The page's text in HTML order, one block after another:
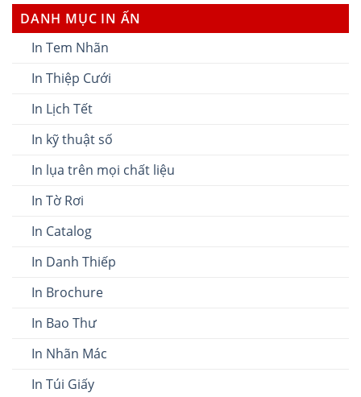
DANH MỤC IN ẤN
In Tem Nhãn
In Thiệp Cưới
In Lịch Tết
In kỹ thuật số
In lụa trên mọi chất liệu
In Tờ Rơi
In Catalog
In Danh Thiếp
In Brochure
In Bao Thư
In Nhãn Mác
In Túi Giấy